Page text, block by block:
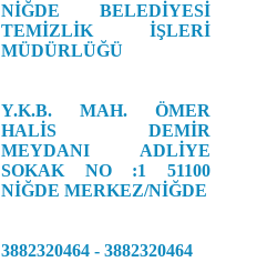
NİĞDE BELEDİYESİ
TEMİZLİK İŞLERİ
MÜDÜRLÜĞÜ
Y.K.B. MAH. ÖMER
HALİS DEMİR
MEYDANI ADLİYE
SOKAK NO :1 51100
NİĞDE MERKEZ/NİĞDE
3882320464 - 3882320464